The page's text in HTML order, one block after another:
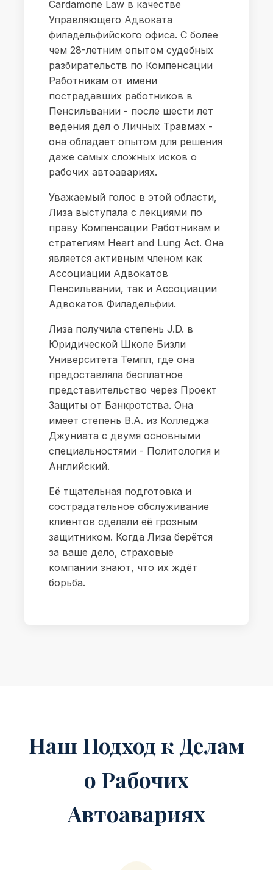
Cardamone Law в качестве
Управляющего Адвоката
филадельфийского офиса. С более
чем 28-летним опытом судебных
разбирательств по Компенсации
Работникам от имени
пострадавших работников в
Пенсильвании - после шести лет
ведения дел о Личных Травмах -
она обладает опытом для решения
даже самых сложных исков о
рабочих автоавариях.
Уважаемый голос в этой области,
Лиза выступала с лекциями по
праву Компенсации Работникам и
стратегиям Heart and Lung Act. Она
является активным членом как
Ассоциации Адвокатов
Пенсильвании, так и Ассоциации
Адвокатов Филадельфии.
Лиза получила степень J.D. в
Юридической Школе Бизли
Университета Темпл, где она
предоставляла бесплатное
представительство через Проект
Защиты от Банкротства. Она
имеет степень B.A. из Колледжа
Джуниата с двумя основными
специальностями - Политология и
Английский.
Её тщательная подготовка и
сострадательное обслуживание
клиентов сделали её грозным
защитником. Когда Лиза берётся
за ваше дело, страховые
компании знают, что их ждёт
борьба.
Наш Подход к Делам
о Рабочих
Автоавариях